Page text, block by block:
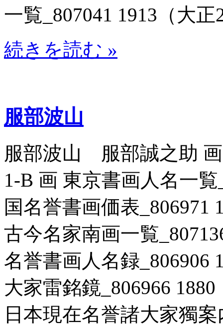
一覧_807041 1913（大
続きを読む »
服部波山
服部波山 服部誠之助 画
1-B 画 東京書画人名一覧
国名誉書画価表_806971
古今名家南画一覧
名誉書画人名録_806906
大家雷銘鏡_806966
日本現在名誉諸大家獨